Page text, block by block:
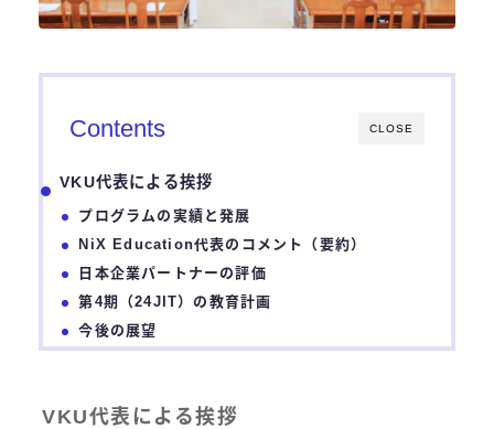
CLOSE
Contents
VKU代表による挨拶
プログラムの実績と発展
NiX Education代表のコメント（要約）
日本企業パートナーの評価
第4期（24JIT）の教育計画
今後の展望
VKU代表による挨拶